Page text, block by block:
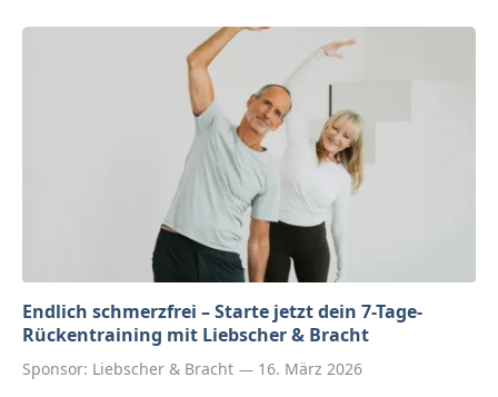
Endlich schmerzfrei – Starte jetzt dein 7-Tage-
Rückentraining mit Liebscher & Bracht
Sponsor: Liebscher & Bracht 16. März 2026